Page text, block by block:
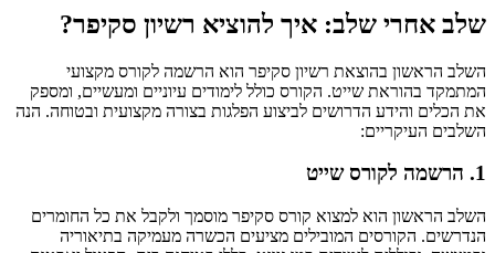
שלב אחרי שלב: איך להוציא רשיון סקיפר?
השלב הראשון בהוצאת רשיון סקיפר הוא הרשמה לקורס מקצועי
המתמקד בהוראת שייט. הקורס כולל לימודים עיוניים ומעשיים, ומספק
את הכלים והידע הדרושים לביצוע הפלגות בצורה מקצועית ובטוחה. הנה
השלבים העיקריים:
1. הרשמה לקורס שייט
השלב הראשון הוא למצוא קורס סקיפר מוסמך ולקבל את כל החומרים
הנדרשים. הקורסים המובילים מציעים הכשרה מעמיקה בתיאוריה